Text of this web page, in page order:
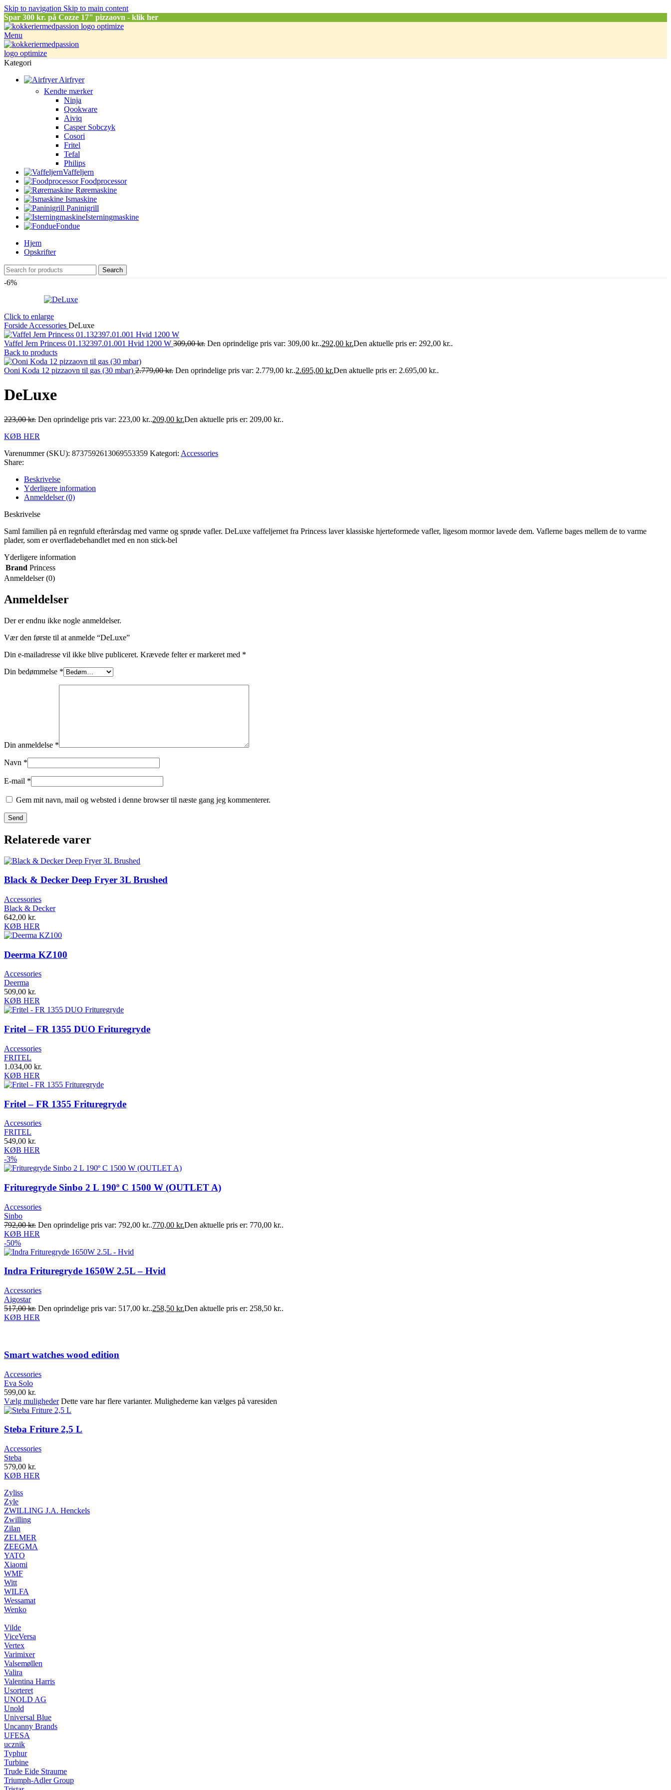
Skip to navigation Skip to main content
Spar 300 kr. på Cozze 17" pizzaovn - klik her
Menu
Kategori
Airfryer
Kendte mærker
Ninja
Qookware
Aiviq
Casper Sobczyk
Cosori
Fritel
Tefal
Philips
Vaffeljern
Foodprocessor
Røremaskine
Ismaskine
Paninigrill
Isterningmaskine
Fondue
Hjem
Opskrifter
Search
-6%
Click to enlarge
Forside Accessories DeLuxe
Vaffel Jern Princess 01.132397.01.001 Hvid 1200 W 309,00kr. Den oprindelige pris var: 309,00 kr..292,00 kr.Den aktuelle pris er: 292,00 kr..
Back to products
Ooni Koda 12 pizzaovn til gas (30 mbar) 2.779,00kr. Den oprindelige pris var: 2.779,00 kr..2.695,00 kr.Den aktuelle pris er: 2.695,00 kr..
DeLuxe
223,00kr. Den oprindelige pris var: 223,00 kr..209,00 kr.Den aktuelle pris er: 209,00 kr..
KØB HER
Varenummer (SKU): 8737592613069553359 Kategori: Accessories
Share:
Beskrivelse
Yderligere information
Anmeldelser (0)
Beskrivelse
Saml familien på en regnfuld efterårsdag med varme og sprøde vafler. DeLuxe vaffeljernet fra Princess laver klassiske hjerteformede vafler, ligesom mormor lavede dem. Vaflerne bages mellem de to varme
plader, som er overfladebehandlet med en non stick-bel
Yderligere information
Brand Princess
Anmeldelser (0)
Anmeldelser
Der er endnu ikke nogle anmeldelser.
Vær den første til at anmelde “DeLuxe”
Din e-mailadresse vil ikke blive publiceret. Krævede felter er markeret med *
Din bedømmelse *
Din anmeldelse *
Navn *
E-mail *
Gem mit navn, mail og websted i denne browser til næste gang jeg kommenterer.
Relaterede varer
Black & Decker Deep Fryer 3L Brushed
Accessories
Black & Decker
642,00 kr.
KØB HER
Deerma KZ100
Accessories
Deerma
509,00 kr.
KØB HER
Fritel – FR 1355 DUO Frituregryde
Accessories
FRITEL
1.034,00 kr.
KØB HER
Fritel – FR 1355 Frituregryde
Accessories
FRITEL
549,00 kr.
KØB HER
-3%
Frituregryde Sinbo 2 L 190º C 1500 W (OUTLET A)
Accessories
Sinbo
792,00kr. Den oprindelige pris var: 792,00 kr..770,00 kr.Den aktuelle pris er: 770,00 kr..
KØB HER
-50%
Indra Frituregryde 1650W 2.5L – Hvid
Accessories
Aigostar
517,00kr. Den oprindelige pris var: 517,00 kr..258,50 kr.Den aktuelle pris er: 258,50 kr..
KØB HER
Smart watches wood edition
Accessories
Eva Solo
599,00 kr.
Vælg muligheder Dette vare har flere varianter. Mulighederne kan vælges på varesiden
Steba Friture 2,5 L
Accessories
Steba
579,00 kr.
KØB HER
Zyliss
Zyle
ZWILLING J.A. Henckels
Zwilling
Zilan
ZELMER
ZEEGMA
YATO
Xiaomi
WMF
Witt
WILFA
Wessamat
Wenko
Vilde
ViceVersa
Vertex
Varimixer
Valsemøllen
Valira
Valentina Harris
Usorteret
UNOLD AG
Unold
Universal Blue
Uncanny Brands
UFESA
ucznik
Typhur
Turbine
Trude Eide Straume
Triumph-Adler Group